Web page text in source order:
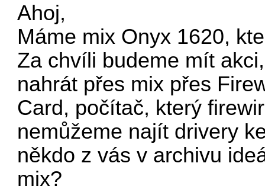
Ahoj,
Máme mix Onyx 1620,
Za chvíli budeme mít
nahrát přes mix přes
Card, počítač, který
nemůžeme najít drivery
někdo z vás v archivu
mix?